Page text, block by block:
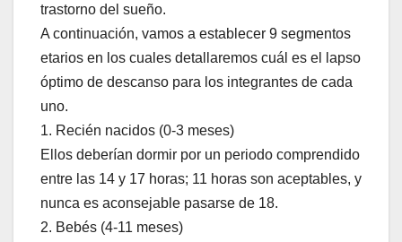
trastorno del sueño.
A continuación, vamos a establecer 9 segmentos
etarios en los cuales detallaremos cuál es el lapso
óptimo de descanso para los integrantes de cada
uno.
1. Recién nacidos (0-3 meses)
Ellos deberían dormir por un periodo comprendido
entre las 14 y 17 horas; 11 horas son aceptables, y
nunca es aconsejable pasarse de 18.
2. Bebés (4-11 meses)